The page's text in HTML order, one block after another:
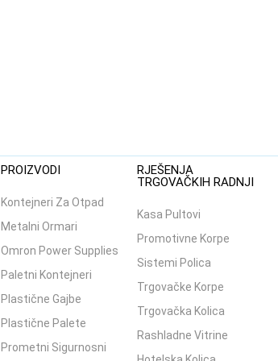
PROIZVODI
Kontejneri Za Otpad
Metalni Ormari
Omron Power Supplies
Paletni Kontejneri
Plastične Gajbe
Plastične Palete
Prometni Sigurnosni
RJEŠENJA
TRGOVAČKIH RADNJI
Kasa Pultovi
Promotivne Korpe
Sistemi Polica
Trgovačke Korpe
Trgovačka Kolica
Rashladne Vitrine